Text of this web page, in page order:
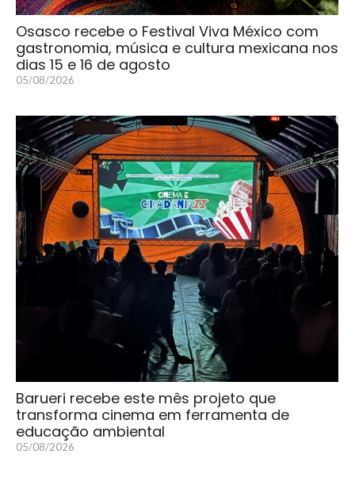
Osasco recebe o Festival Viva México com
gastronomia, música e cultura mexicana nos
dias 15 e 16 de agosto
05/08/2026
Barueri recebe este mês projeto que
transforma cinema em ferramenta de
educação ambiental
05/08/2026